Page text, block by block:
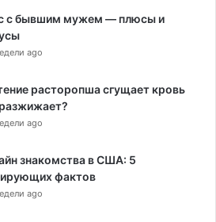
с бывшим мужем — плюсы и
ago
расторопша сгущает кровь
ago
знакомства в США: 5
фактов
ago